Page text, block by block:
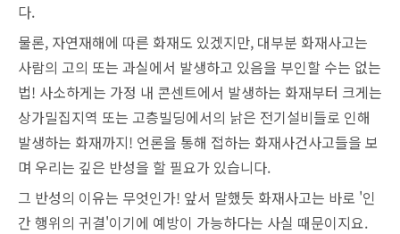
다.
물론, 자연재해에 따른 화재도 있겠지만, 대부분 화재사고는
사람의 고의 또는 과실에서 발생하고 있음을 부인할 수는 없는
법! 사소하게는 가정 내 콘센트에서 발생하는 화재부터 크게는
상가밀집지역 또는 고층빌딩에서의 낡은 전기설비들로 인해
발생하는 화재까지! 언론을 통해 접하는 화재사건사고들을 보
며 우리는 깊은 반성을 할 필요가 있습니다.
그 반성의 이유는 무엇인가! 앞서 말했듯 화재사고는 바로 '인
간 행위의 귀결'이기에 예방이 가능하다는 사실 때문이지요.